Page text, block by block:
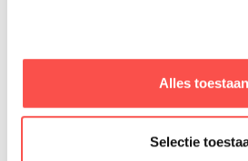
Alles toestaan
Selectie
Noel Kingsbury is journalist en
regelmatig lezingen en workshops
een lans voor een natuurlijke en
vijfentwintig boeken op zijn naam